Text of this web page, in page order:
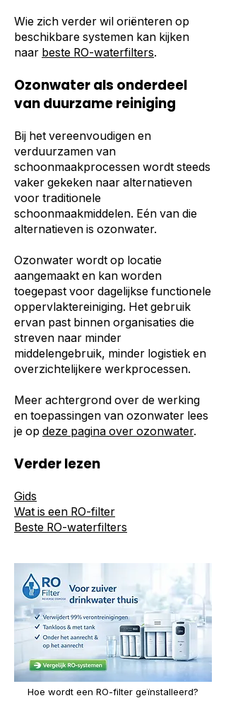
Wie zich verder wil oriënteren op
beschikbare systemen kan kijken
naar beste RO-waterfilters.
Ozonwater als onderdeel
van duurzame reiniging
Bij het vereenvoudigen en
verduurzamen van
schoonmaakprocessen wordt steeds
vaker gekeken naar alternatieven
voor traditionele
schoonmaakmiddelen. Eén van die
alternatieven is ozonwater.
Ozonwater wordt op locatie
aangemaakt en kan worden
toegepast voor dagelijkse functionele
oppervlaktereiniging. Het gebruik
ervan past binnen organisaties die
streven naar minder
middelengebruik, minder logistiek en
overzichtelijkere werkprocessen.
Meer achtergrond over de werking
en toepassingen van ozonwater lees
je op deze pagina over ozonwater.
Verder lezen
Gids
Wat is een RO-filter
Beste RO-waterfilters
Hoe wordt een RO-filter geïnstalleerd?